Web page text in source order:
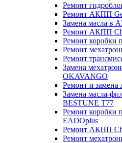
Ремонт
Ремонт АКПП
Замена масла в
Ремонт АКПП
Ремонт коробки
Ремонт
Ремонт
Замена
OKAVANGO
Ремонт и
Замена масла-
BESTUNE T77
Ремонт коробки
EADOplus
Ремонт АКПП
Ремонт